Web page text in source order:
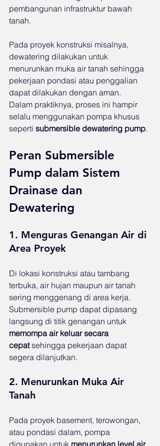
pembangunan infrastruktur bawah
tanah.
Pada proyek konstruksi misalnya,
dewatering dilakukan untuk
menurunkan muka air tanah sehingga
pekerjaan pondasi atau penggalian
dapat dilakukan dengan aman.
Dalam praktiknya, proses ini hampir
selalu menggunakan pompa khusus
seperti submersible dewatering pump.
Peran Submersible
Pump dalam Sistem
Drainase dan
Dewatering
1. Menguras Genangan Air di
Area Proyek
Di lokasi konstruksi atau tambang
terbuka, air hujan maupun air tanah
sering menggenang di area kerja.
Submersible pump dapat dipasang
langsung di titik genangan untuk
memompa air keluar secara
cepat sehingga pekerjaan dapat
segera dilanjutkan.
2. Menurunkan Muka Air
Tanah
Pada proyek basement, terowongan,
atau pondasi dalam, pompa
digunakan untuk menurunkan level air